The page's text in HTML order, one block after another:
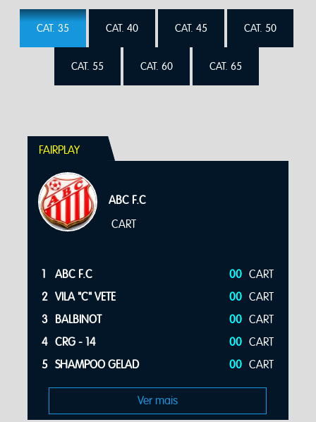
CAT. 35 CAT. 40 CAT. 45 CAT. 50
CAT. 55 CAT. 60 CAT. 65
FAIRPLAY
ABC F.C
CART
1 ABC F.C 00 CART
2 VILA "C" VETE 00 CART
3 BALBINOT 00 CART
4 CRG - 14 00 CART
5 SHAMPOO GELAD 00 CART
Ver mais